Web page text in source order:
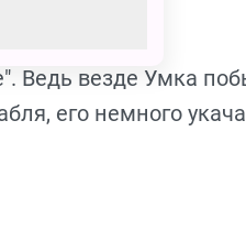
Ведь везде Умка
его немного